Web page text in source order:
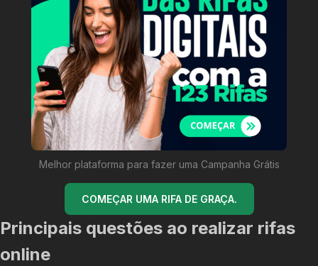
Melhor plataforma para fazer uma Campanha Grátis
COMEÇAR UMA RIFA DE GRAÇA.
Principais questões ao realizar rifas
online